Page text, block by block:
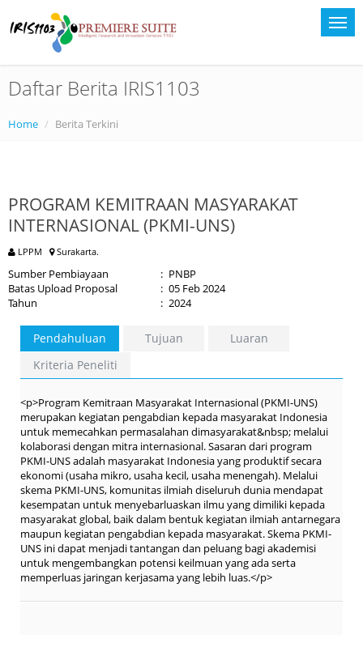
Daftar Berita IRIS1103
Home Berita Terkini
PROGRAM KEMITRAAN MASYARAKAT
INTERNASIONAL (PKMI-UNS)
LPPM Surakarta.
Sumber Pembiayaan : PNBP
Batas Upload Proposal
: 05 Feb 2024
Tahun
: 2024
Pendahuluan Tujuan
Luaran
Kriteria Peneliti
<p>Program Kemitraan Masyarakat Internasional (PKMI-UNS)
merupakan kegiatan pengabdian kepada masyarakat Indonesia
untuk memecahkan permasalahan dimasyarakat&nbsp; melalui
kolaborasi dengan mitra internasional. Sasaran dari program
PKMI-UNS adalah masyarakat Indonesia yang produktif secara
ekonomi (usaha mikro, usaha kecil, usaha menengah). Melalui
skema PKMI-UNS, komunitas ilmiah diseluruh dunia mendapat
kesempatan untuk menyebarluaskan ilmu yang dimiliki kepada
masyarakat global, baik dalam bentuk kegiatan ilmiah antarnegara
maupun kegiatan pengabdian kepada masyarakat. Skema PKMI-
UNS ini dapat menjadi tantangan dan peluang bagi akademisi
untuk mengembangkan potensi keilmuan yang ada serta
memperluas jaringan kerjasama yang lebih luas.</p>